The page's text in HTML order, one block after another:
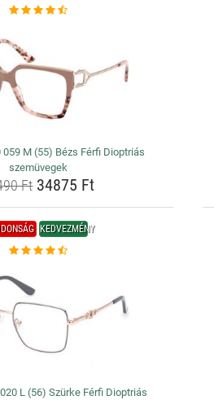
059 M (55) Bézs Férfi Dioptriás
szemüvegek
Ft34875 Ft
KEDVEZMÉNY
L (56) Szürke Férfi Dioptriás